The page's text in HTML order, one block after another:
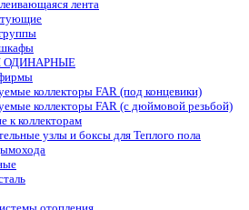
лента
ОДИНАРНЫЕ
коллекторы FAR (под концевики)
коллекторы FAR (с дюймовой резьбой)
к коллекторам
узлы и боксы для Теплого пола